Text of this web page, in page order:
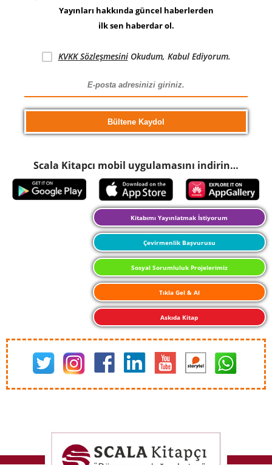
Yayınları hakkında güncel haberlerden
ilk sen haberdar ol.
KVKK SözleşmesiniOkudum, Kabul Ediyorum.
Scala Kitapcı mobil uygulamasını indirin…
Kitabımı Yayınlatmak İstiyorum
Çevirmenlik Başvurusu
Sosyal Sorumluluk Projelerimiz
Tıkla Gel & Al
Askıda Kitap